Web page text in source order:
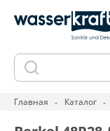
Главная Каталог